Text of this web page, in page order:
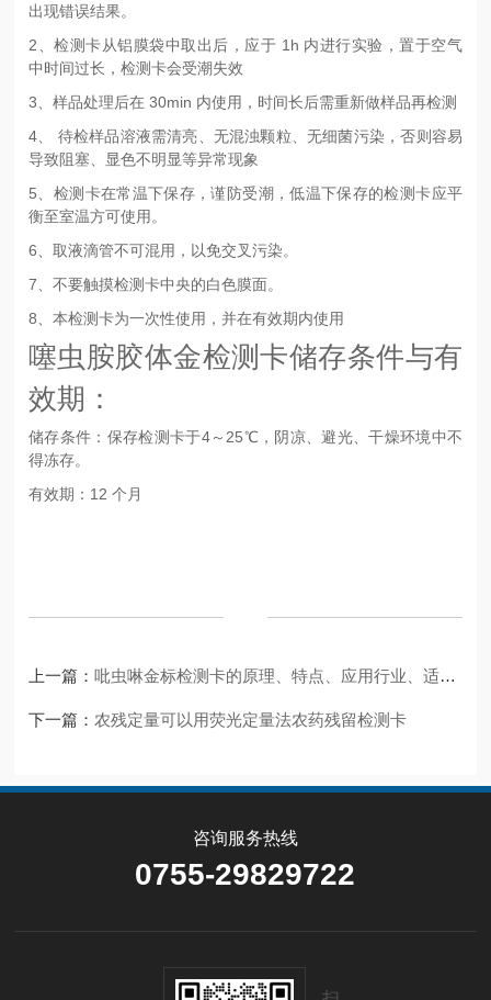
出现错误结果。
2、检测卡从铝膜袋中取出后，应于 1h 内进行实验，置于空气
中时间过长，检测卡会受潮失效
3、样品处理后在 30min 内使用，时间长后需重新做样品再检测
4、 待检样品溶液需清亮、无混浊颗粒、无细菌污染，否则容易
导致阻塞、显色不明显等异常现象
5、检测卡在常温下保存，谨防受潮，低温下保存的检测卡应平
衡至室温方可使用。
6、取液滴管不可混用，以免交叉污染。
7、不要触摸检测卡中央的白色膜面。
8、本检测卡为一次性使用，并在有效期内使用
噻虫胺胶体金检测卡储存条件与有
效期：
储存条件：保存检测卡于4～25℃，阴凉、避光、干燥环境中不
得冻存。
有效期：12 个月
上一篇：吡虫啉金标检测卡的原理、特点、应用行业、适用范围及操作步骤
下一篇： 农残定量可以用荧光定量法农药残留检测卡
咨询服务热线
0755-29829722